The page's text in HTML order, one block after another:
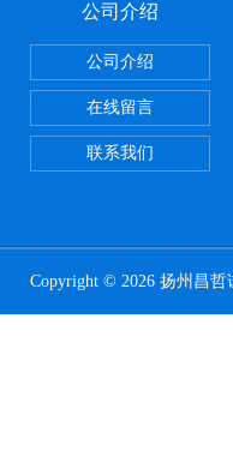
公司介绍
公司介绍
在线留言
联系我们
Copyright © 2026 扬州昌